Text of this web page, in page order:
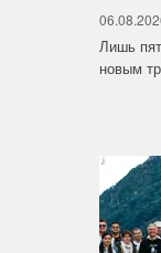
Лишь
новым